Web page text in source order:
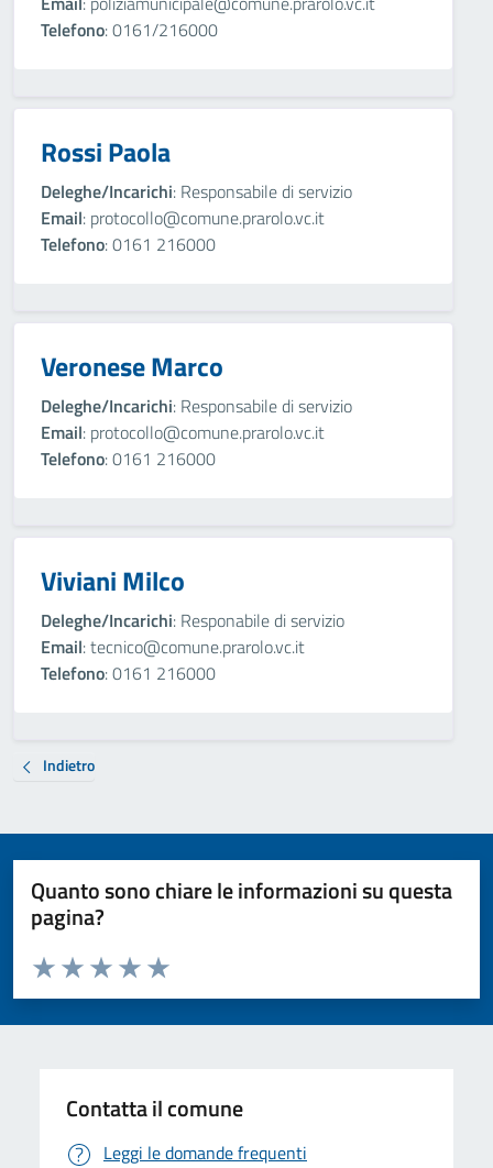
Telefono: 0161/216000
Rossi Paola
Deleghe/Incarichi: Responsabile di servizio
Email: protocollo@comune.prarolo.vc.it
Telefono: 0161 216000
Veronese Marco
Deleghe/Incarichi: Responsabile di servizio
Email: protocollo@comune.prarolo.vc.it
Telefono: 0161 216000
Viviani Milco
Deleghe/Incarichi: Responabile di servizio
Email: tecnico@comune.prarolo.vc.it
Telefono: 0161 216000
Indietro
Quanto sono chiare le informazioni su questa
pagina?
Valuta da 1 a 5 stelle la pagina
Valuta 5 stelle su 5
Valuta 4 stelle su 5
Valuta 3 stelle su 5
Valuta 2 stelle su 5
Valuta 1 stelle su 5
Contatta il comune
Leggi le domande frequenti